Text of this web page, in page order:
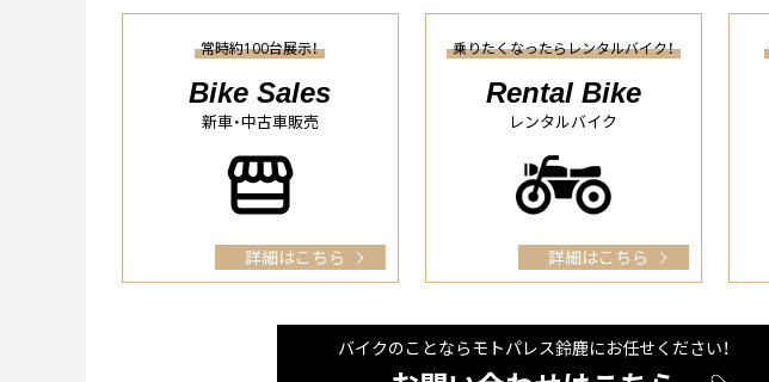
常時約100台展示！
Bike Sales
新車・中古車販売
詳細はこちら
乗りたくなったらレンタルバイク！
Rental Bike
レンタルバイク
詳細はこちら
バイクのことならモトパレス鈴⿅にお任せください！